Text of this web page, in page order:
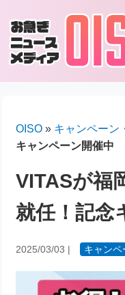
OISO » キャンペーン
キャンペーン開催中
VITASが福
就任！記念
2025/03/03 | キャン